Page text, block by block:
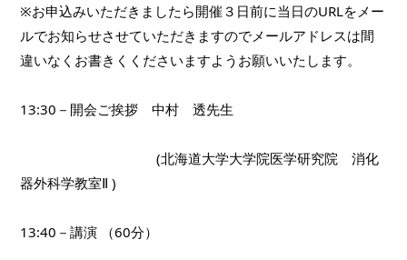
※お申込みいただきましたら開催３日前に当日のURLをメー
ルでお知らせさせていただきますのでメールアドレスは間
違いなくお書きくくださいますようお願いいたします。
13:30－開会ご挨拶　中村　透先生
(北海道大学大学院医学研究院　消化
器外科学教室Ⅱ )
13:40－講演 （60分）